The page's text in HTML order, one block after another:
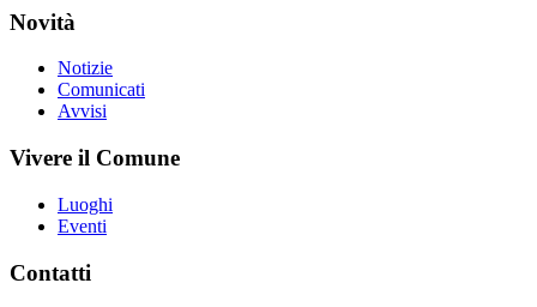
Novità
Notizie
Comunicati
Avvisi
Vivere il Comune
Luoghi
Eventi
Contatti